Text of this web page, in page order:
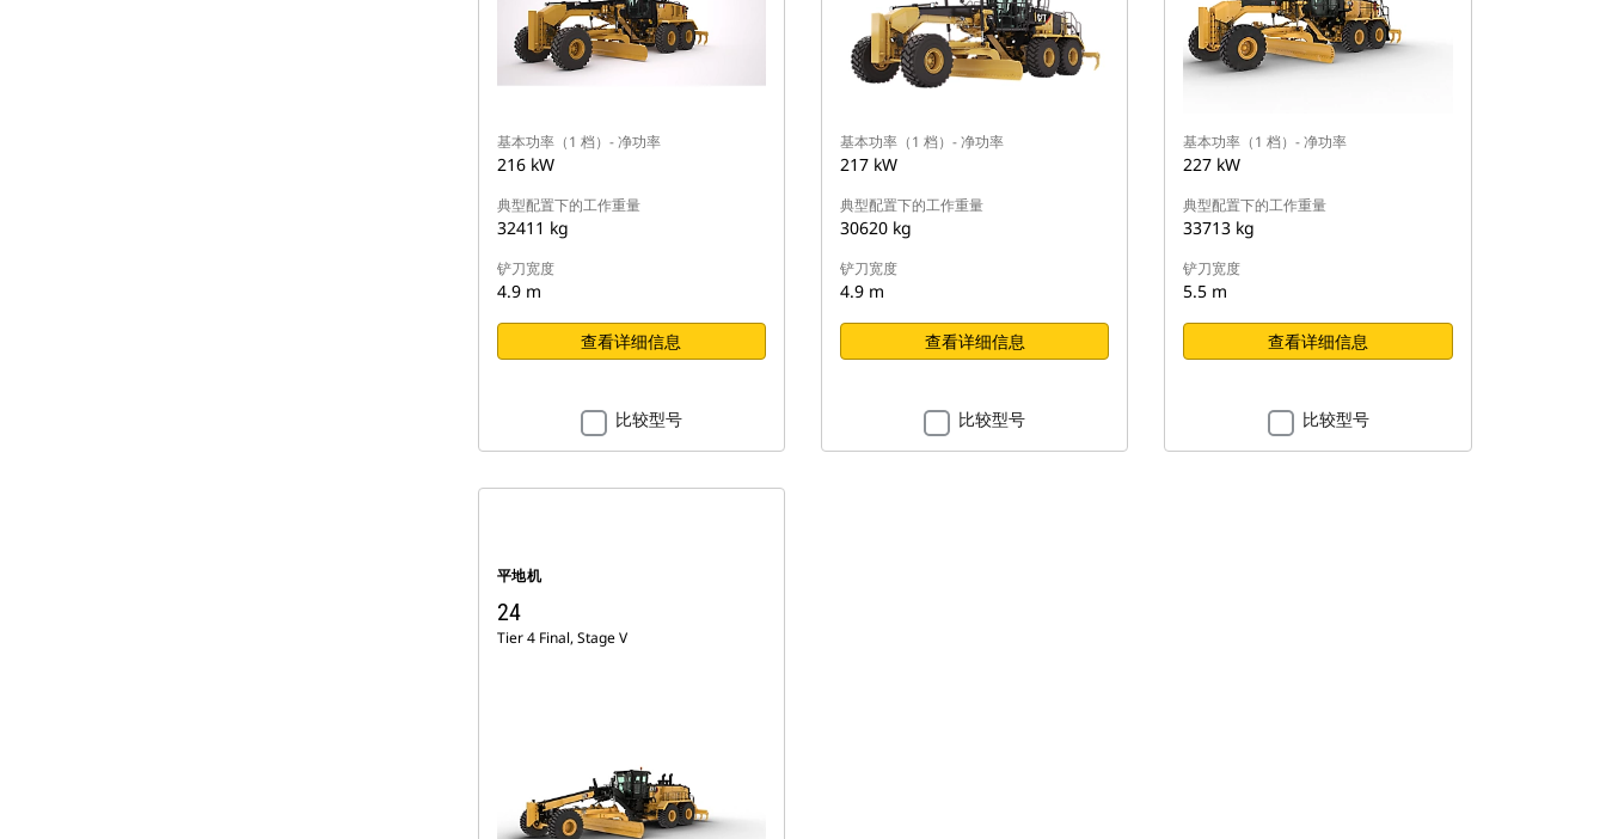
基本功率（1 档）- 净功率
216 kW
典型配置下的工作重量
32411 kg
铲刀宽度
4.9 m
查看详细信息
比较型号
基本功率（1 档）- 净功率
217 kW
典型配置下的工作重量
30620 kg
铲刀宽度
4.9 m
查看详细信息
比较型号
基本功率（1 档）- 净功率
227 kW
典型配置下的工作重量
33713 kg
铲刀宽度
5.5 m
查看详细信息
比较型号
平地机
24
Tier 4 Final, Stage V